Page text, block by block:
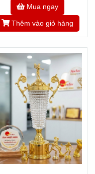
Mua ngay
Thêm vào giỏ hàng